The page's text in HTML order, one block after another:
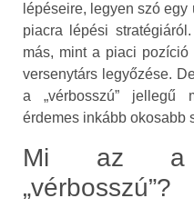
lépéseire, legyen szó
piacra lépési
más, mint a piaci
versenytárs legyőzése.
a „vérbosszú” jellegű
érdemes inkább okosabb
Mi az a
„vérbosszú”?